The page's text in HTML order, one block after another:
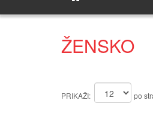
ŽENSKO
PRIKAŽI: po